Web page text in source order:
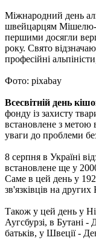
Міжнародний день
швейцарцям Мішелю-
першими досягли
року. Свято
професійні
Фото: pixabay
Всесвітній день
фонду із захисту
встановлене з метою
уваги до проблеми
8 серпня в Україні
встановлене ще у
Саме в цей день у
зв'язківців на
Також у цей день у
Аугсбурзі, в Бутані -
батьків, у Швеції -